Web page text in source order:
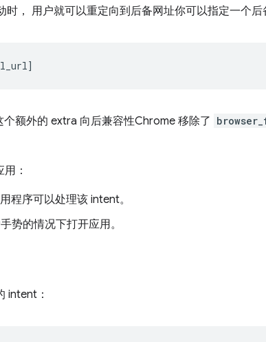
， 用户就可以重定向到后备网址你可以指定一个
额外的 extra 向后兼容性Chrome 移除了
：
程序可以处理该 intent。
势的情况下打开应用。
intent：